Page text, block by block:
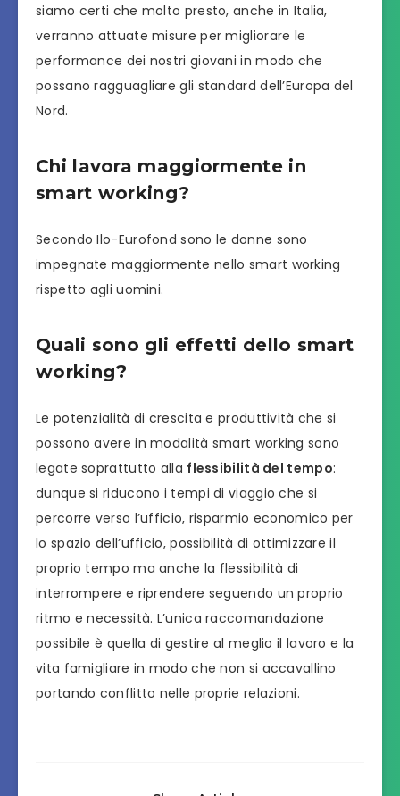
siamo certi che molto presto, anche in Italia,
verranno attuate misure per migliorare le
performance dei nostri giovani in modo che
possano ragguagliare gli standard dell’Europa del
Nord.
Chi lavora maggiormente in
smart working?
Secondo Ilo-Eurofond sono le donne sono
impegnate maggiormente nello smart working
rispetto agli uomini.
Quali sono gli effetti dello smart
working?
Le potenzialità di crescita e produttività che si
possono avere in modalità smart working sono
legate soprattutto alla flessibilità del tempo:
dunque si riducono i tempi di viaggio che si
percorre verso l’ufficio, risparmio economico per
lo spazio dell’ufficio, possibilità di ottimizzare il
proprio tempo ma anche la flessibilità di
interrompere e riprendere seguendo un proprio
ritmo e necessità. L’unica raccomandazione
possibile è quella di gestire al meglio il lavoro e la
vita famigliare in modo che non si accavallino
portando conflitto nelle proprie relazioni.